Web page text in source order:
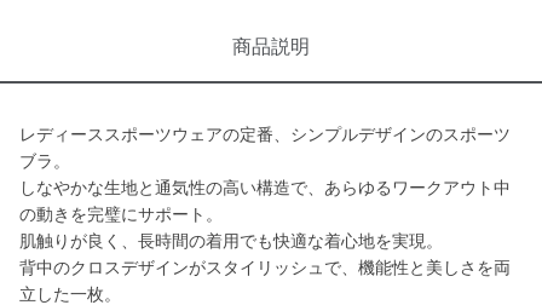
商品説明
レディーススポーツウェアの定番、シンプルデザインのスポーツ
ブラ。
しなやかな生地と通気性の高い構造で、あらゆるワークアウト中
の動きを完璧にサポート。
肌触りが良く、長時間の着用でも快適な着心地を実現。
背中のクロスデザインがスタイリッシュで、機能性と美しさを両
立した一枚。